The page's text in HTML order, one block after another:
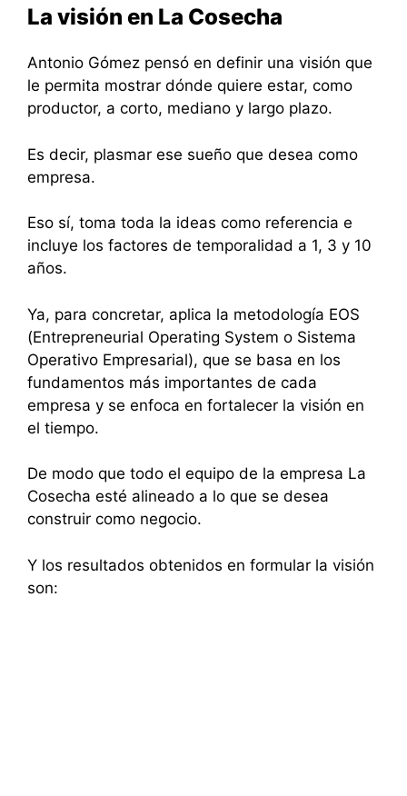
La visión en La Cosecha
Antonio Gómez pensó en definir una visión que
le permita mostrar dónde quiere estar, como
productor, a corto, mediano y largo plazo.
Es decir, plasmar ese sueño que desea como
empresa.
Eso sí, toma toda la ideas como referencia e
incluye los factores de temporalidad a 1, 3 y 10
años.
Ya, para concretar, aplica la metodología EOS
(Entrepreneurial Operating System o Sistema
Operativo Empresarial), que se basa en los
fundamentos más importantes de cada
empresa y se enfoca en fortalecer la visión en
el tiempo.
De modo que todo el equipo de la empresa La
Cosecha esté alineado a lo que se desea
construir como negocio.
Y los resultados obtenidos en formular la visión
son: